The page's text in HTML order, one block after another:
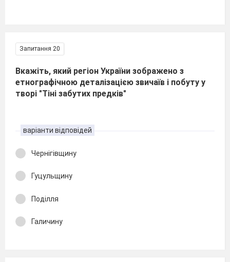
Запитання 20
Вкажіть, який регіон України зображено з
етнографічною деталізацією звичаїв і побуту у
творі "Тіні забутих предків"
варіанти відповідей
Чернігівщину
Гуцульщину
Поділля
Галичину